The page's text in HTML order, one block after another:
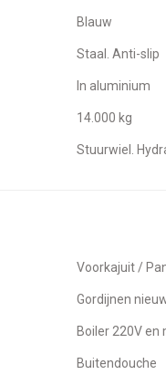
Blauw
Staal. Anti-slip
In aluminium
14.000 kg
Stuurwiel.
Voorkajuit /
gordijnen
Boiler 220V
buitendouche